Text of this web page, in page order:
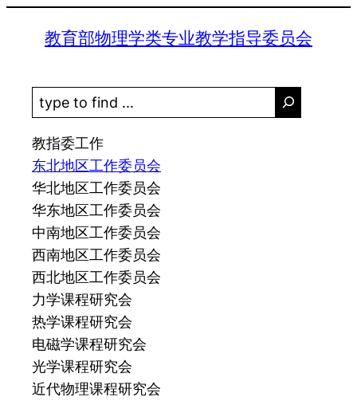
教育部物理学类专业教学指导委员会
S
e
a
r
c
h
教指委工作
东北地区工作委员会
华北地区工作委员会
华东地区工作委员会
中南地区工作委员会
西南地区工作委员会
西北地区工作委员会
力学课程研究会
热学课程研究会
电磁学课程研究会
光学课程研究会
近代物理课程研究会